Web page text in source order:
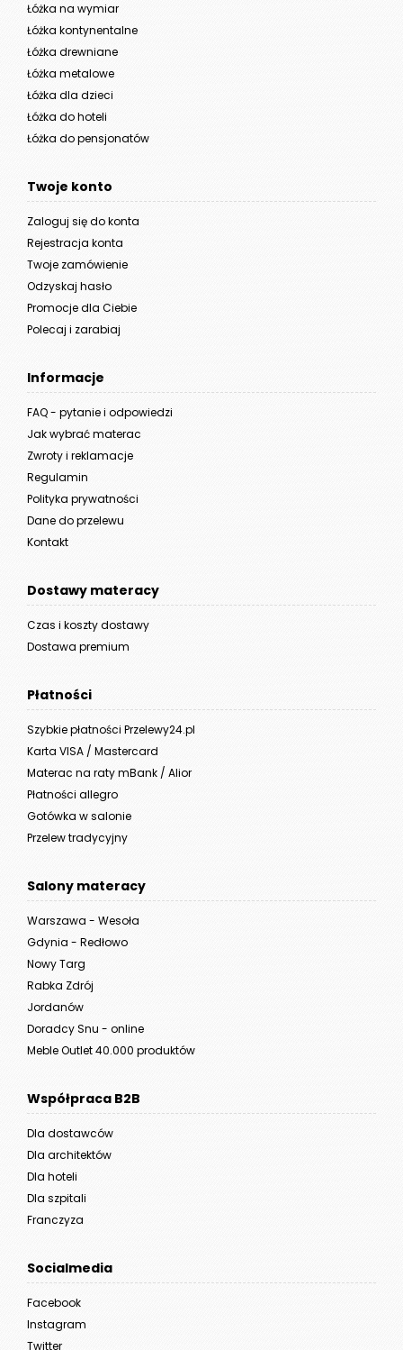
Łóżka na wymiar
Łóżka kontynentalne
Łóżka drewniane
Łóżka metalowe
Łóżka dla dzieci
Łóżka do hoteli
Łóżka do pensjonatów
Twoje konto
Zaloguj się do konta
Rejestracja konta
Twoje zamówienie
Odzyskaj hasło
Promocje dla Ciebie
Polecaj i zarabiaj
Informacje
FAQ - pytanie i odpowiedzi
Jak wybrać materac
Zwroty i reklamacje
Regulamin
Polityka prywatności
Dane do przelewu
Kontakt
Dostawy materacy
Czas i koszty dostawy
Dostawa premium
Płatności
Szybkie płatności Przelewy24.pl
Karta VISA / Mastercard
Materac na raty mBank / Alior
Płatności allegro
Gotówka w salonie
Przelew tradycyjny
Salony materacy
Warszawa - Wesoła
Gdynia - Redłowo
Nowy Targ
Rabka Zdrój
Jordanów
Doradcy Snu - online
Meble Outlet 40.000 produktów
Współpraca B2B
Dla dostawców
Dla architektów
Dla hoteli
Dla szpitali
Franczyza
Socialmedia
Facebook
Instagram
Twitter